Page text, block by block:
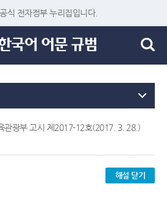
식 전자정부 누리집입니다.
관광부 고시 제2017-12호(2017. 3. 28.)
해설 닫기